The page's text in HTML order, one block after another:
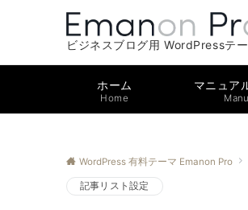
ビジネスブログ用 WordPressテ
ホーム
Home
マニュア
WordPress 有料テーマ Emanon Pro
記事リスト設定